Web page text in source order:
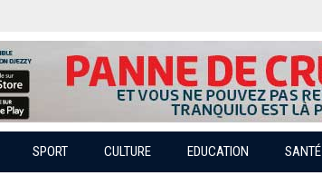
SPORT CULTURE EDUCATION SANTÉ